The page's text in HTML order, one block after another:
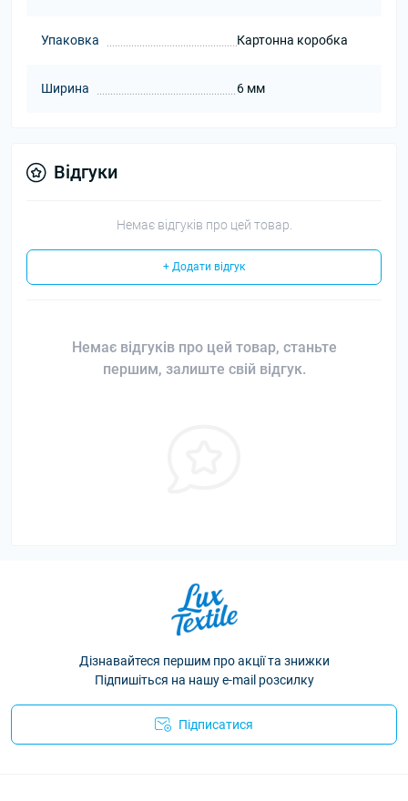
Упаковка Картонна коробка
Ширина 6 мм
Відгуки
Немає відгуків про цей товар.
+ Додати відгук
Немає відгуків про цей товар, станьте
першим, залиште свій відгук.
Дізнавайтеся першим про акції та знижки
Підпишіться на нашу e-mail розсилку
Підписатися